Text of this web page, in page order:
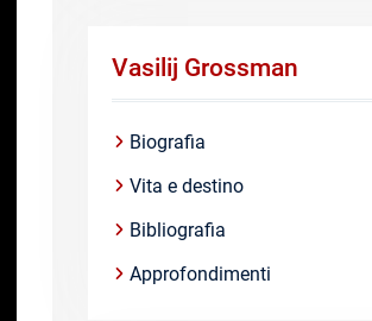
Vasilij Grossman
Biografia
Vita e destino
Bibliografia
Approfondimenti